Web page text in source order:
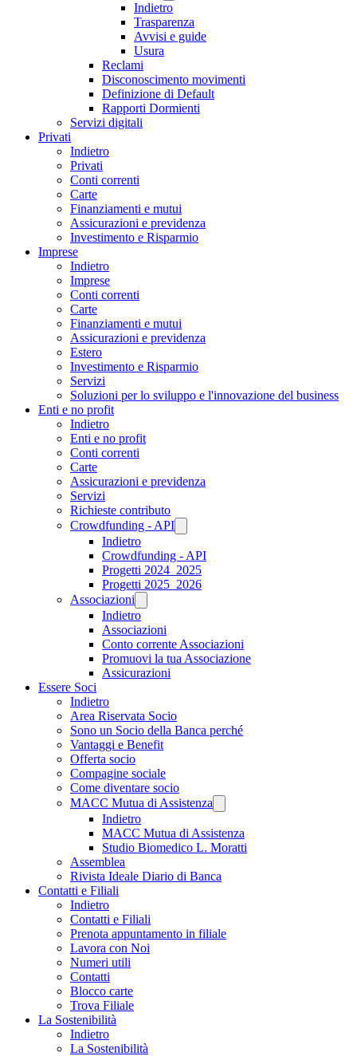
Indietro
Trasparenza
Avvisi e guide
Usura
Reclami
Disconoscimento movimenti
Definizione di Default
Rapporti Dormienti
Servizi digitali
Privati
Indietro
Privati
Conti correnti
Carte
Finanziamenti e mutui
Assicurazioni e previdenza
Investimento e Risparmio
Imprese
Indietro
Imprese
Conti correnti
Carte
Finanziamenti e mutui
Assicurazioni e previdenza
Estero
Investimento e Risparmio
Servizi
Soluzioni per lo sviluppo e l'innovazione del business
Enti e no profit
Indietro
Enti e no profit
Conti correnti
Carte
Assicurazioni e previdenza
Servizi
Richieste contributo
Crowdfunding - API
Indietro
Crowdfunding - API
Progetti 2024_2025
Progetti 2025_2026
Associazioni
Indietro
Associazioni
Conto corrente Associazioni
Promuovi la tua Associazione
Assicurazioni
Essere Soci
Indietro
Area Riservata Socio
Sono un Socio della Banca perché
Vantaggi e Benefit
Offerta socio
Compagine sociale
Come diventare socio
MACC Mutua di Assistenza
Indietro
MACC Mutua di Assistenza
Studio Biomedico L. Moratti
Assemblea
Rivista Ideale Diario di Banca
Contatti e Filiali
Indietro
Contatti e Filiali
Prenota appuntamento in filiale
Lavora con Noi
Numeri utili
Contatti
Blocco carte
Trova Filiale
La Sostenibilità
Indietro
La Sostenibilità